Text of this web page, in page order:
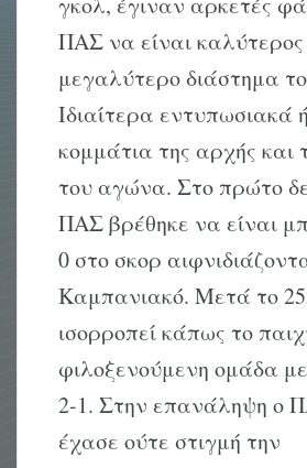
ΠΑΣ να είναι
μεγαλύτερο διάστημα
Ιδιαίτερα εντυπωσιακά
κομμάτια της αρχής και
του αγώνα. Στο πρώτο
ΠΑΣ βρέθηκε να είναι
0 στο σκορ
Καμπανιακό. Μετά το
ισορροπεί κάπως το
φιλοξενούμενη ομάδα
2-1. Στην επανάληψη ο
έχασε ούτε στιγμή την